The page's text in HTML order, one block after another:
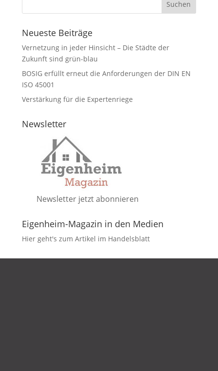
Neueste Beiträge
Vernetzung in jeder Hinsicht – Die Städte der
Zukunft sind grün-blau
BOSIG erfüllt erneut die Anforderungen der DIN EN
ISO 45001
Verstärkung für die Expertenriege
Newsletter
Newsletter jetzt abonnieren
Eigenheim-Magazin in den Medien
Hier geht's zum Artikel im Handelsblatt
DATENSCHUTZ